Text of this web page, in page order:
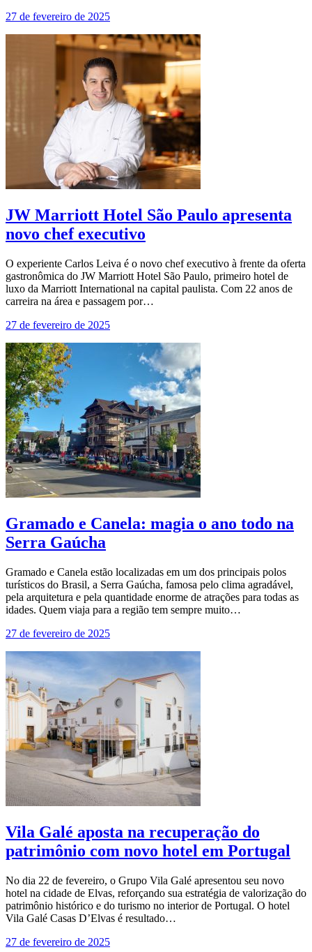
27 de fevereiro de 2025
JW Marriott Hotel São Paulo apresenta
novo chef executivo
O experiente Carlos Leiva é o novo chef executivo à frente da oferta
gastronômica do JW Marriott Hotel São Paulo, primeiro hotel de
luxo da Marriott International na capital paulista. Com 22 anos de
carreira na área e passagem por…
27 de fevereiro de 2025
Gramado e Canela: magia o ano todo na
Serra Gaúcha
Gramado e Canela estão localizadas em um dos principais polos
turísticos do Brasil, a Serra Gaúcha, famosa pelo clima agradável,
pela arquitetura e pela quantidade enorme de atrações para todas as
idades. Quem viaja para a região tem sempre muito…
27 de fevereiro de 2025
Vila Galé aposta na recuperação do
patrimônio com novo hotel em Portugal
No dia 22 de fevereiro, o Grupo Vila Galé apresentou seu novo
hotel na cidade de Elvas, reforçando sua estratégia de valorização do
patrimônio histórico e do turismo no interior de Portugal. O hotel
Vila Galé Casas D’Elvas é resultado…
27 de fevereiro de 2025